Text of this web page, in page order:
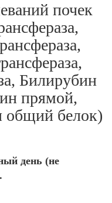
почек
Билирубин
прямой,
общий белок)
день (не